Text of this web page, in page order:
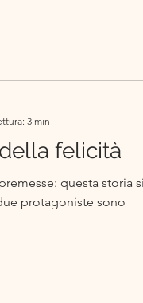
felicità
questa storia
protagoniste sono
3 min